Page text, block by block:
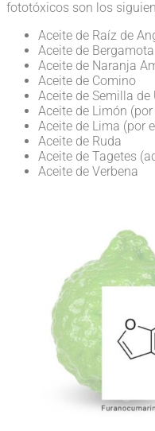
fototóxicos son los
Aceite de Raíz de
Aceite de Bergamota
Aceite de Naranja
Aceite de Comino
Aceite de Semilla
Aceite de Limón
Aceite de Lima (por
Aceite de Ruda
Aceite de Tagetes
Aceite de Verbena